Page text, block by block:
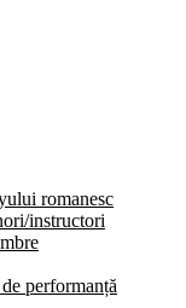
romanesc
instructori
performanță